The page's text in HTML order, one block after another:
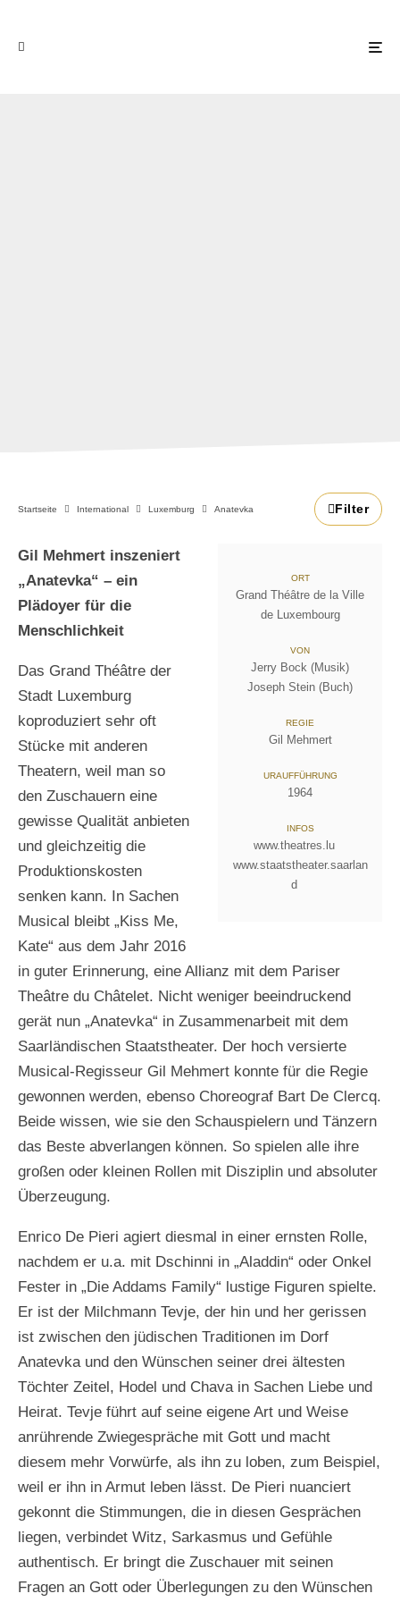
Startseite International Luxemburg Anatevka Filter
ORT
Grand Théâtre de la Ville
de Luxembourg
VON
Jerry Bock (Musik)
Joseph Stein (Buch)
REGIE
Gil Mehmert
URAUFFÜHRUNG
1964
INFOS
www.theatres.lu
www.staatstheater.saarlan
d
Gil Mehmert inszeniert
„Anatevka“ – ein
Plädoyer für die
Menschlichkeit
Das Grand Théâtre der
Stadt Luxemburg
koproduziert sehr oft
Stücke mit anderen
Theatern, weil man so
den Zuschauern eine
gewisse Qualität anbieten
und gleichzeitig die
Produktionskosten
senken kann. In Sachen
Musical bleibt „Kiss Me,
Kate“ aus dem Jahr 2016
in guter Erinnerung, eine Allianz mit dem Pariser
Theâtre du Châtelet. Nicht weniger beeindruckend
gerät nun „Anatevka“ in Zusammenarbeit mit dem
Saarländischen Staatstheater. Der hoch versierte
Musical-Regisseur Gil Mehmert konnte für die Regie
gewonnen werden, ebenso Choreograf Bart De Clercq.
Beide wissen, wie sie den Schauspielern und Tänzern
das Beste abverlangen können. So spielen alle ihre
großen oder kleinen Rollen mit Disziplin und absoluter
Überzeugung.
Enrico De Pieri agiert diesmal in einer ernsten Rolle,
nachdem er u.a. mit Dschinni in „Aladdin“ oder Onkel
Fester in „Die Addams Family“ lustige Figuren spielte.
Er ist der Milchmann Tevje, der hin und her gerissen
ist zwischen den jüdischen Traditionen im Dorf
Anatevka und den Wünschen seiner drei ältesten
Töchter Zeitel, Hodel und Chava in Sachen Liebe und
Heirat. Tevje führt auf seine eigene Art und Weise
anrührende Zwiegespräche mit Gott und macht
diesem mehr Vorwürfe, als ihn zu loben, zum Beispiel,
weil er ihn in Armut leben lässt. De Pieri nuanciert
gekonnt die Stimmungen, die in diesen Gesprächen
liegen, verbindet Witz, Sarkasmus und Gefühle
authentisch. Er bringt die Zuschauer mit seinen
Fragen an Gott oder Überlegungen zu den Wünschen
F
o
:
a
F
:
o
o